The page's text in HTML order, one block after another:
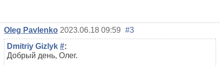
Oleg Pavlenko 2023.06.18 09:59 #3
Dmitriy Gizlyk #:
Добрый день, Олег.